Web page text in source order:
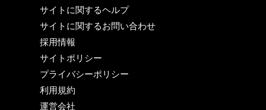
サイトに関するヘルプ
サイトに関するお問い合わせ
採用情報
サイトポリシー
プライバシーポリシー
利用規約
運営会社